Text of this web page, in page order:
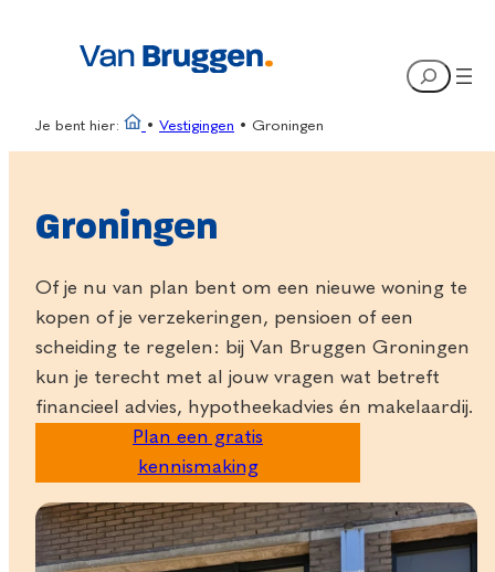
Search
Je bent hier: • Vestigingen • Groningen
Groningen
Of je nu van plan bent om een nieuwe woning te
kopen of je verzekeringen, pensioen of een
scheiding te regelen: bij Van Bruggen Groningen
kun je terecht met al jouw vragen wat betreft
financieel advies, hypotheekadvies én makelaardij.
Plan een gratis
kennismaking